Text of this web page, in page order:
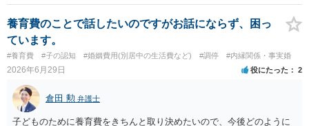
の事情からははっきりしませんので、早めに弁護士に面談相談する方
がいいでしょう。 場合によっては弁護士名で通知等出してもらうほう
がいいかもしれません。
養育費のことで話したいのですがお話にならず、困っ
ています。
#養育費 #子の認知 #婚姻費用(別居中の生活費など) #調停 #内縁関係・事実婚
2026年6月29日 役にたった 2
倉田 勲 弁護士
子どものために養育費をきちんと取り決めたいので、今後どのように